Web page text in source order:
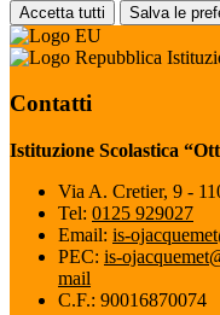
Accetta tutti Salva le
Contatti
Istituzione Scolastica
Via A. Cretier, 9 -
Tel: 0125 929027
Email: is-
PEC: is-
mail
C.F.: 90016870074